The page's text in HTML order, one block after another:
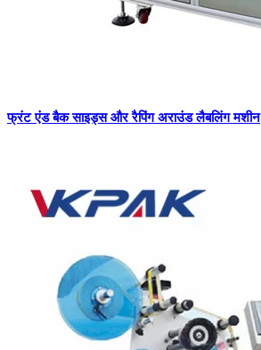
फ्रंट एंड बैक साइड्स और रैपिंग अराउंड लैबलिंग मशीन